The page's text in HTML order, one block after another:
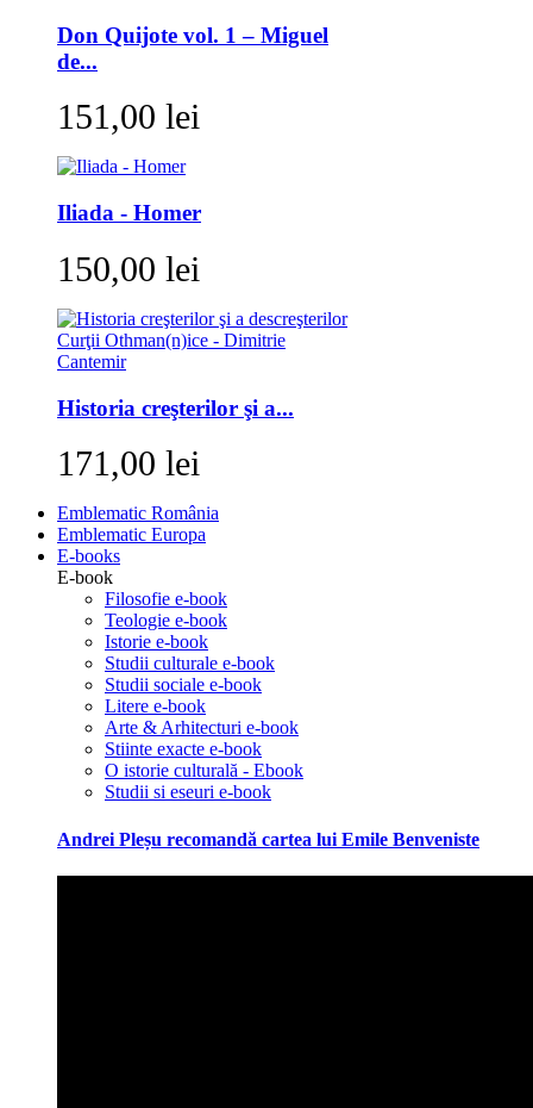
Don Quijote vol. 1 – Miguel
de...
151,00 lei
Iliada - Homer
150,00 lei
Historia creşterilor şi a...
171,00 lei
Emblematic România
Emblematic Europa
E-books
E-book
Filosofie e-book
Teologie e-book
Istorie e-book
Studii culturale e-book
Studii sociale e-book
Litere e-book
Arte & Arhitecturi e-book
Stiinte exacte e-book
O istorie culturală - Ebook
Studii si eseuri e-book
Andrei Pleșu recomandă cartea lui Emile Benveniste